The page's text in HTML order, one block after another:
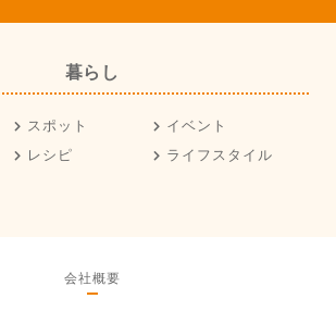
暮らし
スポット
イベント
レシピ
ライフスタイル
会社概要